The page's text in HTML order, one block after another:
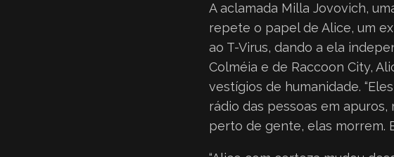
A aclamada Milla Jovovich,
repete o papel de Alice, um
ao T-Virus, dando a ela
Colméia e de Raccoon City,
vestígios de humanidade.
rádio das pessoas em
perto de gente, elas morrem.